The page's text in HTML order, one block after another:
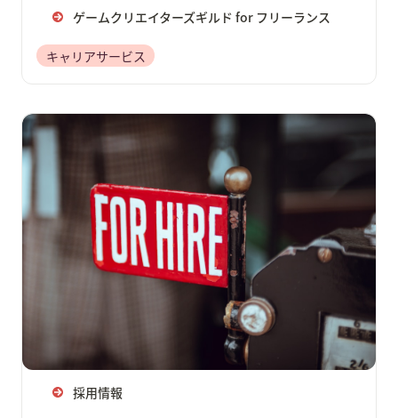
ゲームクリエイターズギルド for フリーランス
キャリアサービス
採用情報
採用情報